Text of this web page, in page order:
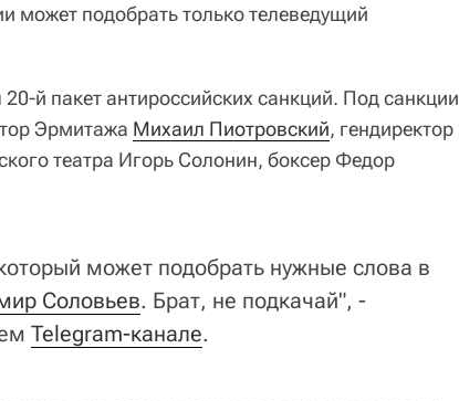
может подобрать только телеведущий
й пакет антироссийских санкций. Под санкции
Эрмитажа Михаил Пиотровский, гендиректор
театра Игорь Солонин, боксер Федор
может подобрать нужные слова в
Соловьев. Брат, не подкачай", -
Telegram-канале.